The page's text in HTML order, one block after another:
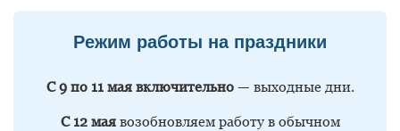
Режим работы на праздники
С 9 по 11 мая включительно— выходные дни.
С 12 маявозобновляем работу в обычном